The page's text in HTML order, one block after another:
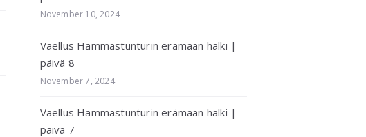
November 10, 2024
Vaellus Hammastunturin erämaan halki |
päivä 8
November 7, 2024
Vaellus Hammastunturin erämaan halki |
päivä 7